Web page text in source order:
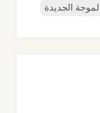
الموجة الجديدة